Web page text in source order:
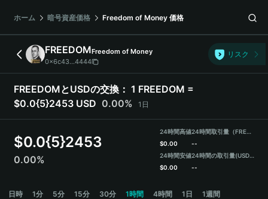
Français
Deutsch
简体中文
繁體中文
Português (Portugal)
Bahasa Indonesia
ภาษาไทย
हिन्दी
Español
Português (Brasil)
ホーム 暗号資産価格 Freedom of Money 価格
FREEDOMFreedom of Money
0x6c43...4444
リスク
FREEDOMとUSDの交換： 1 FREEDOM =
$0.0{5}2453 USD 0.00% 1日
$0.0{5}2453
0.00%
24時間高値
$0.00
24時間安値
$0.00
24時間取引量（FREEDOM）
--
24時間の取引量(USDT)
--
日時 1分 5分 15分 30分 1時間 4時間 1日 1週間